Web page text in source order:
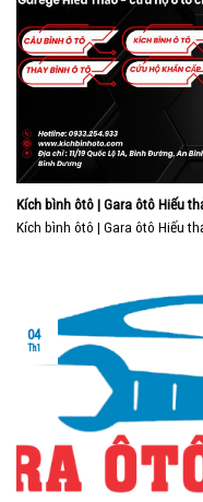
Kích bình ôtô | Gara ôtô Hiếu
Kích bình ôtô | Gara ôtô Hiếu
04
Th1